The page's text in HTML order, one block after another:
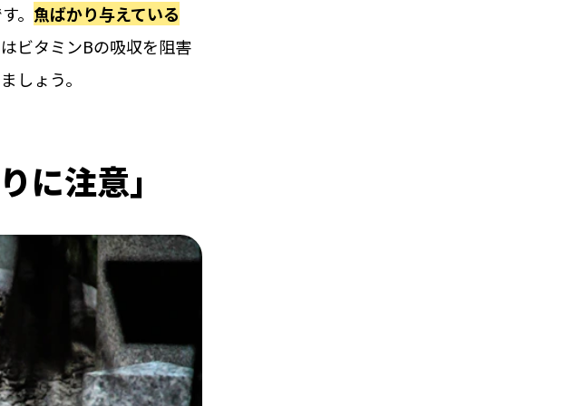
。 魚ばかり与えている
ビタミンBの吸収を阻害
しょう。
に注意」